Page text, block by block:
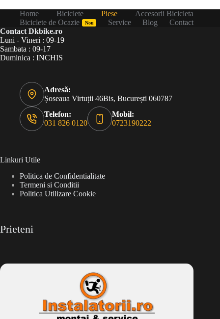
Home Biciclete Piese
Accesorii Bicicleta
Biciclete de Ocazie
Nou Service Blog
Contact
Contact Dkbike.ro
Luni - Vineri : 09-19
Sambata : 09-17
Duminica : INCHIS
Adresă:
Șoseaua Virtuții 46Bis, București 060787
Telefon:
031 826 0120
Mobil:
0723190222
Linkuri Utile
Politica de Confidentialitate
Termeni si Conditii
Politica Utilizare Cookie
Prieteni